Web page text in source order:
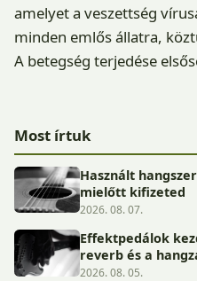
amelyet a veszettség
minden emlős állatra,
A betegség terjedése
Most írtuk
Használt
mielőtt kifizeted
2026. 08. 07.
Effektpedálok
reverb és a
2026. 08. 05.